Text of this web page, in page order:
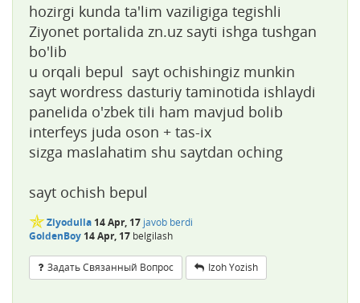
hozirgi kunda ta'lim vaziligiga tegishli
Ziyonet portalida zn.uz sayti ishga tushgan
bo'lib
u orqali bepul sayt ochishingiz munkin
sayt wordress dasturiy taminotida ishlaydi
panelida o'zbek tili ham mavjud bolib
interfeys juda oson + tas-ix
sizga maslahatim shu saytdan oching
sayt ochish bepul
✯Ziyodulla 14 Apr, 17 javob berdi
GoldenBoy 14 Apr, 17 belgilash
Задать Связанный Вопрос Izoh Yozish